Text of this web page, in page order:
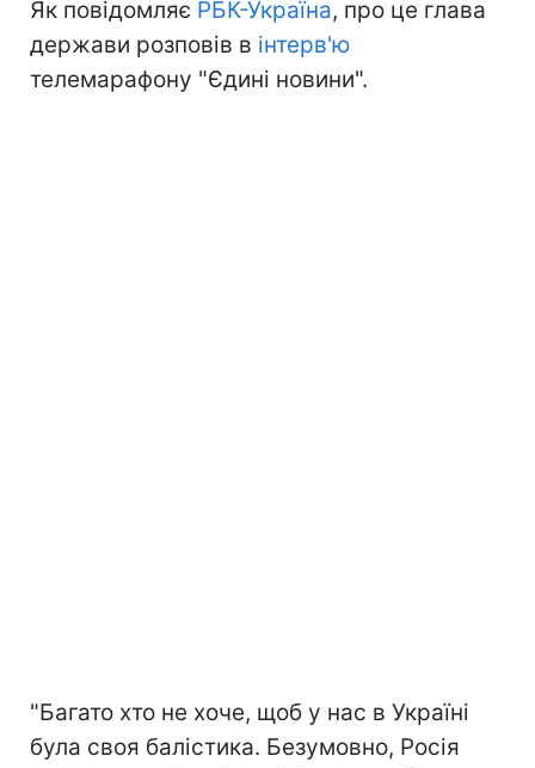
Як повідомляє РБК-Україна, про це глава
держави розповів в інтерв'ю
телемарафону "Єдині новини".
"Багато хто не хоче, щоб у нас в Україні
була своя балістика. Безумовно, Росія